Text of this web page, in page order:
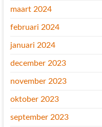
maart 2024
februari 2024
januari 2024
december 2023
november 2023
oktober 2023
september 2023